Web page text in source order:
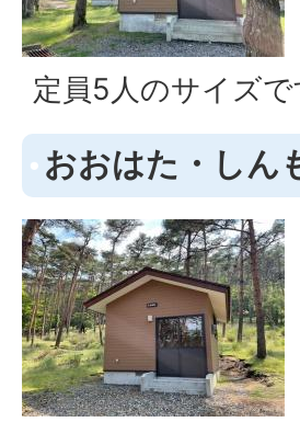
定員5人のサイズ
おおはた・しん